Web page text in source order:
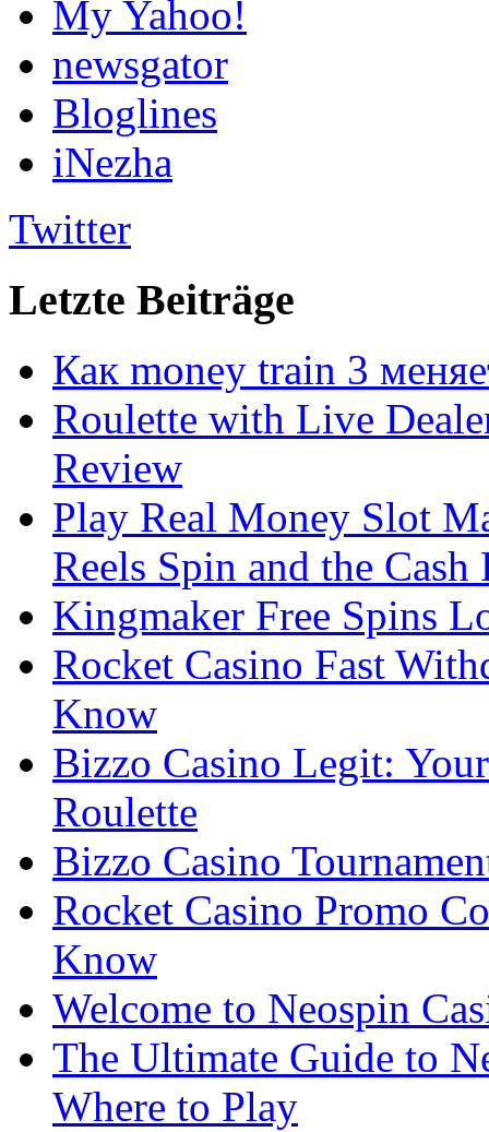
My Yahoo!
newsgator
Bloglines
iNezha
Twitter
Letzte Beiträge
Как money train 3
Roulette with Live
Review
Play Real Money Slot
Reels Spin and the Cash
Kingmaker Free Spins
Rocket Casino Fast
Know
Bizzo Casino Legit:
Roulette
Bizzo Casino
Rocket Casino Promo
Know
Welcome to Neospin
The Ultimate Guide to
Where to Play